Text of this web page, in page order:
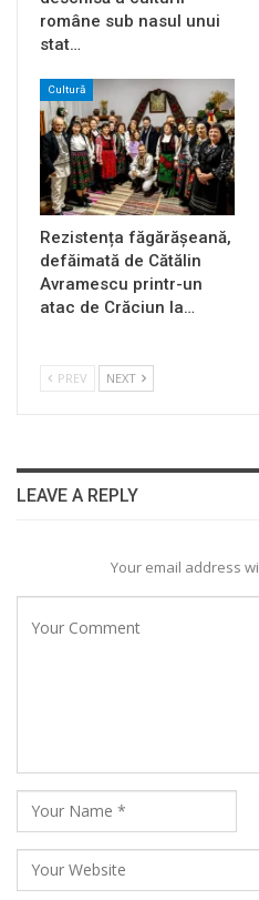
române sub nasul unui
stat…
Cultură
Rezistența făgărășeană,
defăimată de Cătălin
Avramescu printr-un
atac de Crăciun la…
PREV NEXT
LEAVE A REPLY
Your email address